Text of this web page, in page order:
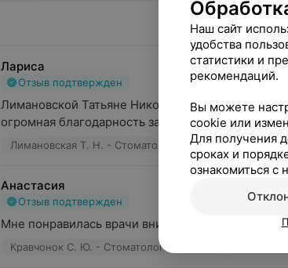
Лариса
Отзыв подтвержден
Лимановской Татьяне Николаевне ,
огромная благодарность за
Лимановская Т. Н. - Стоматолог-хирург •
Анастасия
Отзыв подтвержден
Мне понравилась врачи внимательны!
Кравчонок С. Ю. - Стоматолог-терапевт
Наш сайт
удобства
статистики и
рекомендаций.
Вы можете
cookie или
Для получения
сроках и
ознакомиться с